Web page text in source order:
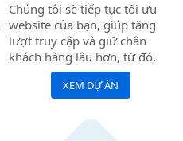
Chúng tôi sẽ tiếp tục tối ưu
website của bạn, giúp tăng
lượt truy cập và giữ chân
khách hàng lâu hơn, từ đó,
giúp website của bạn lên top
google với những từ khóa có
XEM DỰ ÁN